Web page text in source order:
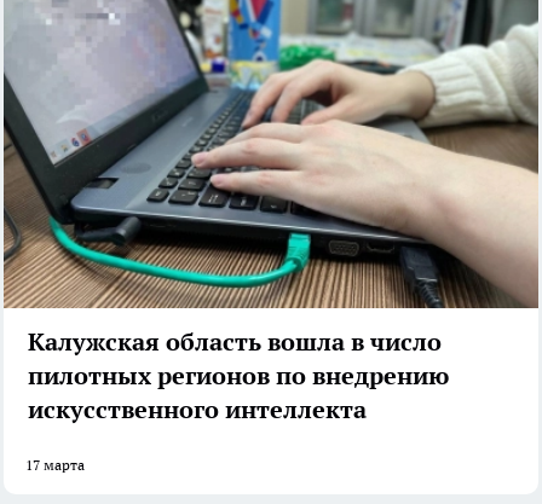
Калужская область вошла в число
пилотных регионов по внедрению
искусственного интеллекта
17 марта